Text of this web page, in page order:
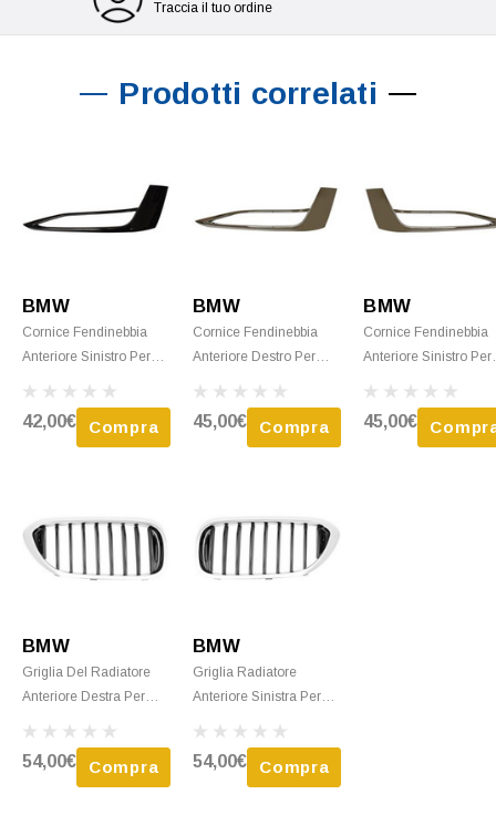
Traccia il tuo ordine
Prodotti correlati
BMW
Cornice Fendinebbia
Anteriore Sinistro Per
Dal 2017, Nero Lucido,
Mod. SPORTLINE,
42,00€ Compra
BMW
Cornice Fendinebbia
Anteriore Destro Per
Dal 2017, Cromata,
Mod. LUXURYLINE,
45,00€ Compra
BMW
Cornice Fendinebbia
Anteriore Sinistro Per
Dal 2017, Cromata,
Mod. LUXURYLINE,
45,00€
BMW
Griglia Del Radiatore
Anteriore Destra Per
Dal 2017,
Cromata/nera, Mod.
54,00€ Compra
BMW
Griglia Radiatore
Anteriore Sinistra Per
Dal 2017,
Cromata/nera, Mod.
54,00€ Compra